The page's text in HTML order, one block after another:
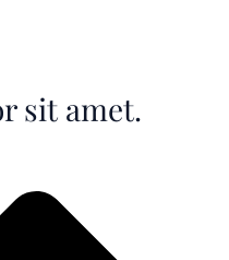
sit amet.